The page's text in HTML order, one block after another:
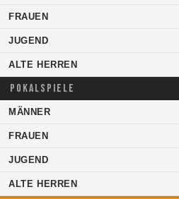
FRAUEN
JUGEND
ALTE HERREN
POKALSPIELE
MÄNNER
FRAUEN
JUGEND
ALTE HERREN